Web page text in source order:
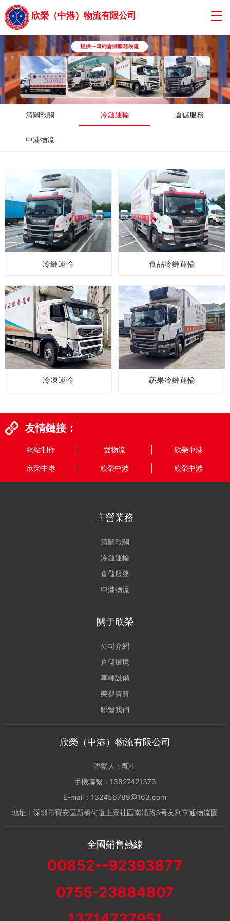
欣榮（中港）物流有限公司
清關報關 冷鏈運輸 倉儲服務
中港物流
冷鏈運輸 食品冷鏈運輸
冷凍運輸 蔬果冷鏈運輸
友情鏈接：
網站制作 愛物流 欣榮中港
欣榮中港 欣榮中港 欣榮中港
;
主營業務
清關報關
冷鏈運輸
倉儲服務
中港物流
關于欣榮
公司介紹
倉儲環境
車輛設備
榮譽資質
聯繫我們
欣榮（中港）物流有限公司
聯繫人：甄生
手機聯繫：13827421373
E-mail：132456789@163.com
地址：深圳市寶安區新橋街道上寮社區南浦路3号友利亨通物流園
全國銷售熱線
00852--92393877
0755-23884807